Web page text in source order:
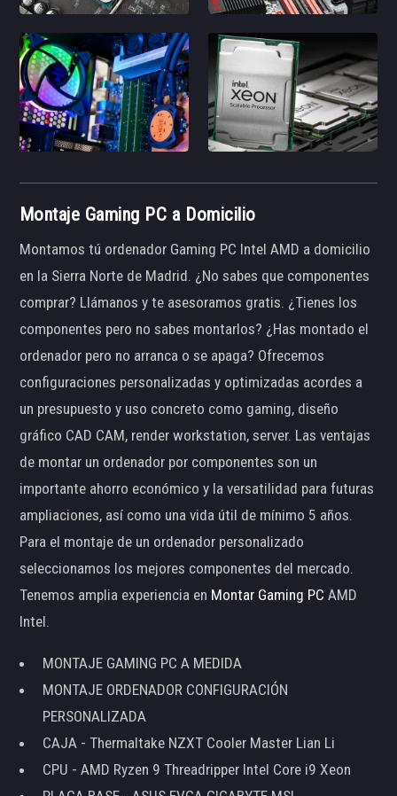
Montaje Gaming PC a Domicilio
Montamos tú ordenador Gaming PC Intel AMD a domicilio
en la Sierra Norte de Madrid. ¿No sabes que componentes
comprar? Llámanos y te asesoramos gratis. ¿Tienes los
componentes pero no sabes montarlos? ¿Has montado el
ordenador pero no arranca o se apaga? Ofrecemos
configuraciones personalizadas y optimizadas acordes a
un presupuesto y uso concreto como gaming, diseño
gráfico CAD CAM, render workstation, server. Las ventajas
de montar un ordenador por componentes son un
importante ahorro económico y la versatilidad para futuras
ampliaciones, así como una vida útil de mínimo 5 años.
Para el montaje de un ordenador personalizado
seleccionamos los mejores componentes del mercado.
Tenemos amplia experiencia en Montar Gaming PC AMD
Intel.
MONTAJE GAMING PC A MEDIDA
MONTAJE ORDENADOR CONFIGURACIÓN
PERSONALIZADA
CAJA - Thermaltake NZXT Cooler Master Lian Li
CPU - AMD Ryzen 9 Threadripper Intel Core i9 Xeon